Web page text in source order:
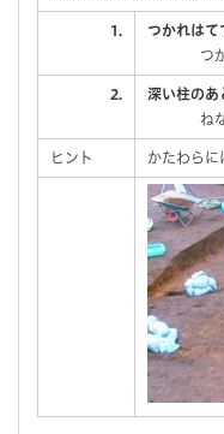
1.
つかれはて
つかれ
2.
深い柱のあ
ねない
ヒント かたわらに